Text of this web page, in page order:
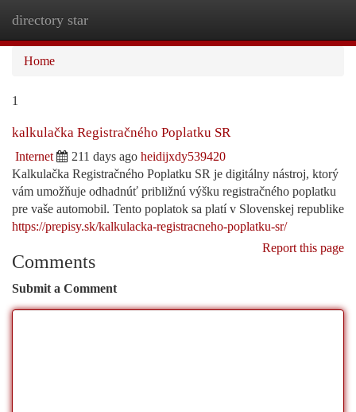
directory star
Home
1
kalkulačka Registračného Poplatku SR
Internet 211 days ago heidijxdy539420
Kalkulačka Registračného Poplatku SR je digitálny nástroj, ktorý
vám umožňuje odhadnúť približnú výšku registračného poplatku
pre vaše automobil. Tento poplatok sa platí v Slovenskej republike
https://prepisy.sk/kalkulacka-registracneho-poplatku-sr/
Report this page
Comments
Submit a Comment